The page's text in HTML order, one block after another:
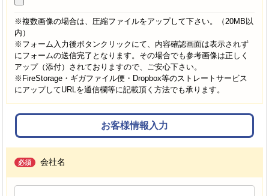
※複数画像の場合は、圧縮ファイルをアップして下さい。（20MB以
内）
※フォーム入力後ボタンクリックにて、内容確認画面は表示されず
にフォームの送信完了となります。その場合でも参考画像は正しく
アップ（添付）されておりますので、ご安心下さい。
※FireStorage・ギガファイル便・Dropbox等のストレートサービス
にアップしてURLを通信欄等に記載頂く方法でも承ります。
お客様情報入力
必須 会社名